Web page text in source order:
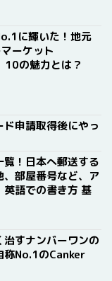
に輝いた！地元
ーケット
の魅力とは？
申請取得後にやっ
！日本へ郵送する
部屋番号など、ア
英語での書き方 基
すナンバーワンの
称No.1のCanker